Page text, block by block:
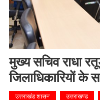
मुख्य सचिव राधा
जिलाधिकारियों के
उत्तराखंड शासन उत्तराखण्ड